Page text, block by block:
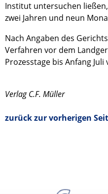
Institut untersuchen
zwei Jahren und neun
Nach Angaben des
Verfahren vor dem
Prozesstage bis Anfang Juli
Verlag C.F. Müller
zurück zur vorherigen